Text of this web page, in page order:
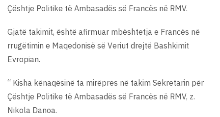
Çështje Politike të Ambasadës së Francës në RMV.
Gjatë takimit, është afirmuar mbështetja e Francës në
rrugëtimin e Maqedonisë së Veriut drejtë Bashkimit
Evropian.
“ Kisha kënaqësinë ta mirëpres në takim Sekretarin për
Çështje Politike të Ambasadës së Francës në RMV, z.
Nikola Danoa.